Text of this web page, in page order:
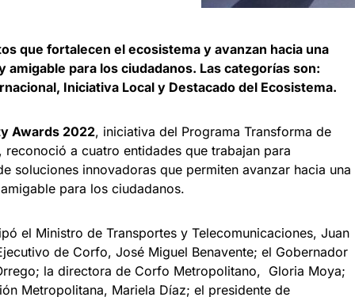
que fortalecen el ecosistema y avanzan hacia una
para los ciudadanos. Las categorías son:
Iniciativa Local y Destacado del Ecosistema.
Awards 2022, iniciativa del Programa Transforma de
a cuatro entidades que trabajan para
soluciones innovadoras que permiten avanzar hacia una
para los ciudadanos.
el Ministro de Transportes y Telecomunicaciones, Juan
de Corfo, José Miguel Benavente; el Gobernador
la directora de Corfo Metropolitano, Gloria Moya;
Metropolitana, Mariela Díaz; el presidente de